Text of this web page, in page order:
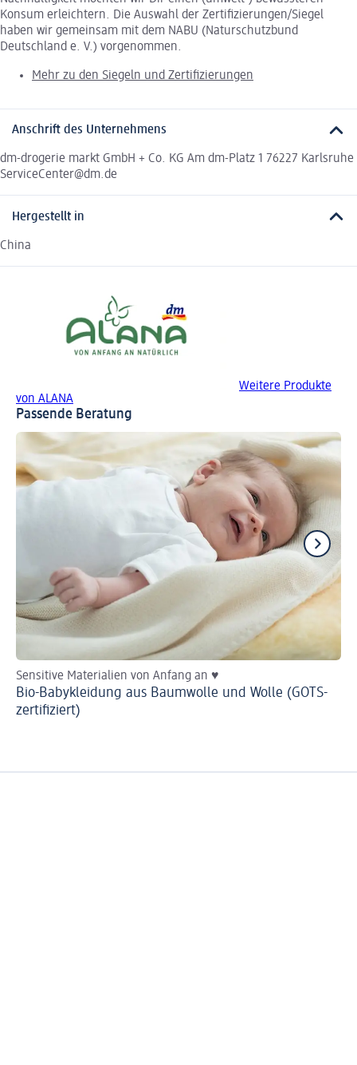
Konsum erleichtern. Die Auswahl der Zertifizierungen/Siegel
haben wir gemeinsam mit dem NABU (Naturschutzbund
Deutschland e. V.) vorgenommen.
Mehr zu den Siegeln und Zertifizierungen
Anschrift des Unternehmens
dm-drogerie markt GmbH + Co. KG Am dm-Platz 1 76227 Karlsruhe
ServiceCenter@dm.de
Hergestellt in
China
Weitere Produkte
von ALANA
Passende Beratung
Sensitive Materialien von Anfang an ♥
Bio-Babykleidung aus Baumwolle und Wolle (GOTS-
zertifiziert)